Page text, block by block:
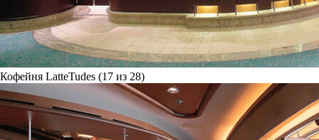
Кофейня LatteTudes (17 из 28)